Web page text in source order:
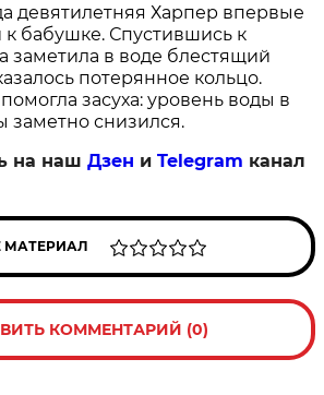
девятилетняя Харпер впервые
к бабушке. Спустившись к
заметила в воде блестящий
потерянное кольцо.
засуха: уровень воды в
заметно снизился.
на нашДзен иTelegram канал
МАТЕРИАЛ
КОММЕНТАРИЙ (0)